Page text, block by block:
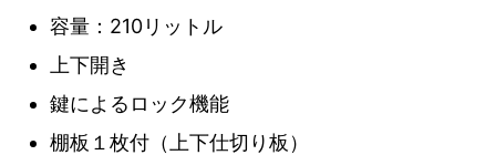
容量：210リットル
上下開き
鍵によるロック機能
棚板１枚付（上下仕切り板）